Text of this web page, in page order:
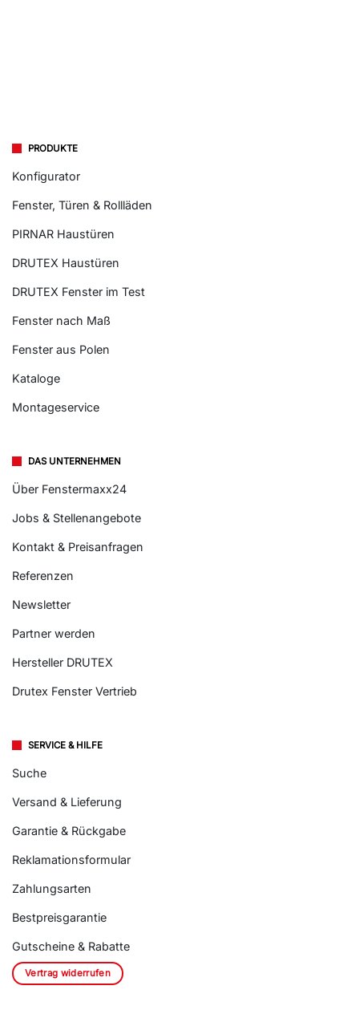
PRODUKTE
Konfigurator
Fenster, Türen & Rollläden
PIRNAR Haustüren
DRUTEX Haustüren
DRUTEX Fenster im Test
Fenster nach Maß
Fenster aus Polen
Kataloge
Montageservice
DAS UNTERNEHMEN
Über Fenstermaxx24
Jobs & Stellenangebote
Kontakt & Preisanfragen
Referenzen
Newsletter
Partner werden
Hersteller DRUTEX
Drutex Fenster Vertrieb
SERVICE & HILFE
Suche
Versand & Lieferung
Garantie & Rückgabe
Reklamationsformular
Zahlungsarten
Bestpreisgarantie
Gutscheine & Rabatte
Vertrag widerrufen